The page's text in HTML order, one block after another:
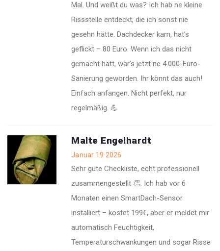
Mal. Und weißt du was? Ich hab ne kleine
Rissstelle entdeckt, die ich sonst nie
gesehn hätte. Dachdecker kam, hat’s
geflickt – 80 Euro. Wenn ich das nicht
gemacht hätt, wär’s jetzt ne 4.000-Euro-
Sanierung geworden. Ihr könnt das auch!
Einfach anfangen. Nicht perfekt, nur
regelmäßig. 💪
Malte Engelhardt
Januar 19 2026
Sehr gute Checkliste, echt professionell
zusammengestellt 👏. Ich hab vor 6
Monaten einen SmartDach-Sensor
installiert – kostet 199€, aber er meldet mir
automatisch Feuchtigkeit,
Temperaturschwankungen und sogar Risse